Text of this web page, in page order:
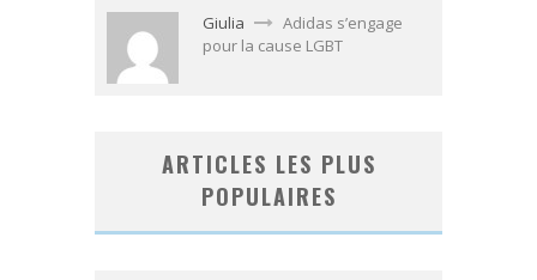
Giulia
Adidas s’engage
pour la cause LGBT
ARTICLES LES PLUS
POPULAIRES